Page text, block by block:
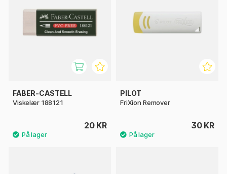
FABER-CASTELL
Viskelær 188121
20 KR
PILOT
FriXion Remover
30 KR